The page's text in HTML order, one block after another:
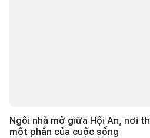
Ngôi nhà mở giữa Hội An, nơi
một phần của cuộc sống